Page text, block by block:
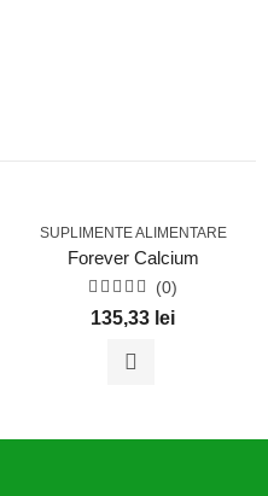
SUPLIMENTE ALIMENTARE
Forever Calcium
Evaluat
la
(0)
135,33 lei